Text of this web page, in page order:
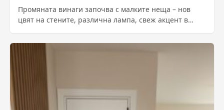
Промяната винаги започва с малките неща – нов
цвят на стените, различна лампа, свеж акцент в